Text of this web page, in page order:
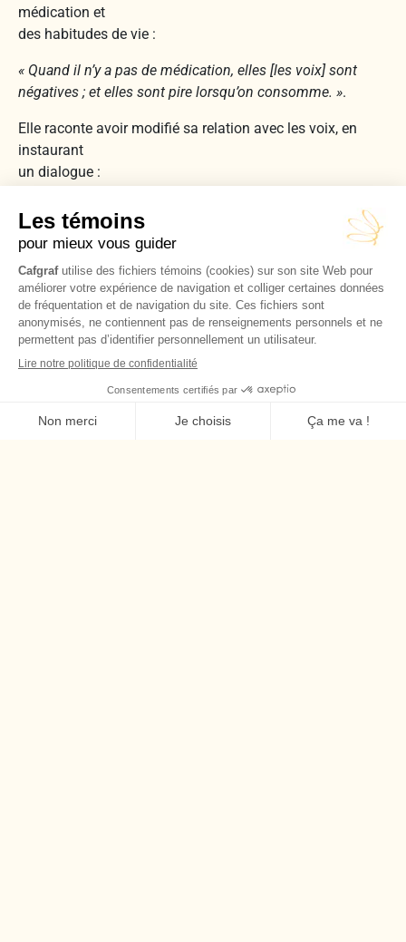
médication et
des habitudes de vie :
« Quand il n’y a pas de médication, elles [les voix] sont
négatives ; et elles sont pire lorsqu’on consomme. ».
Elle raconte avoir modifié sa relation avec les voix, en
instaurant
un dialogue :
« Leur but [les voix] est de te faire réagir, elles trouvent ça
drôle quand on pogne les nerfs. J’ai commencé à les
éduquer : ça ne se fait pas de pleurer quelqu’un, on ne
sacre pas, … Ma toilette est mon bureau pour les éduquer.
Il faut que j’aie des moments pour parler avec mes voix. Si
je parle avec elles, elles ne me dérangeront pas. »
nuancée et variée : diverses modalités sensorielles, sens